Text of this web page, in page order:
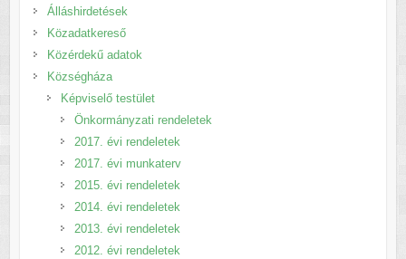
Álláshirdetések
Közadatkereső
Közérdekű adatok
Községháza
Képviselő testület
Önkormányzati rendeletek
2017. évi rendeletek
2017. évi munkaterv
2015. évi rendeletek
2014. évi rendeletek
2013. évi rendeletek
2012. évi rendeletek